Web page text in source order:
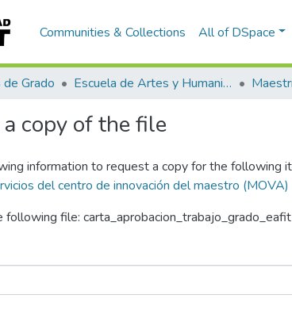
Communities & Collections All of DSpace
de Grado Escuela de Artes y Humanidades
copy of the file
information to request a copy for the following
del centro de innovación del maestro (MOVA)
following file: